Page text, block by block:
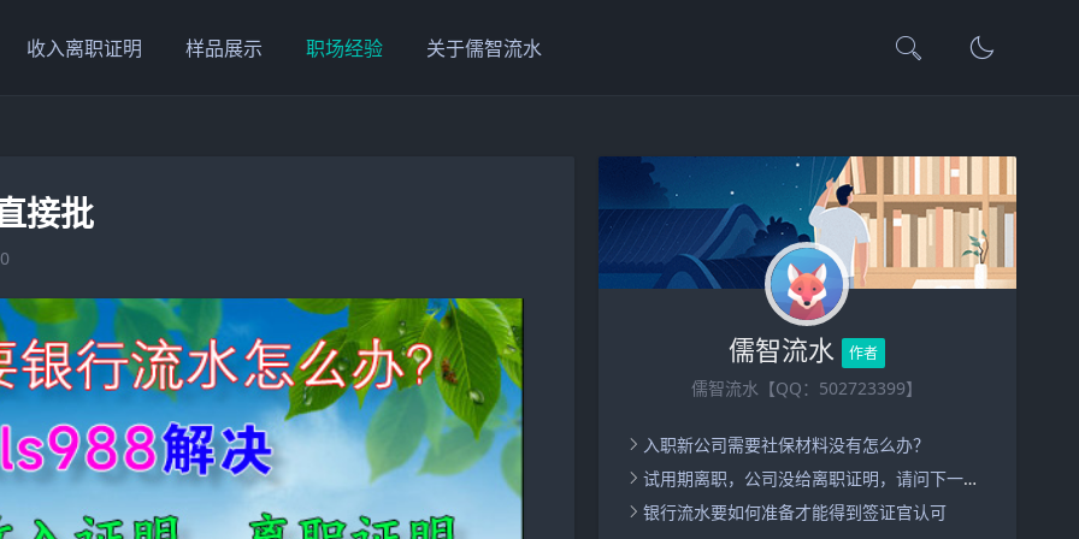
收入离职证明 样品展示 职场经验 关于儒智流水
接批
0
儒智流水 作者
儒智流水【QQ：502723399】
入职新公司需要社保材料没有怎么办？
试用期离职，公司没给离职证明，请问下一家公司入职怎么办呢？
银行流水要如何准备才能得到签证官认可